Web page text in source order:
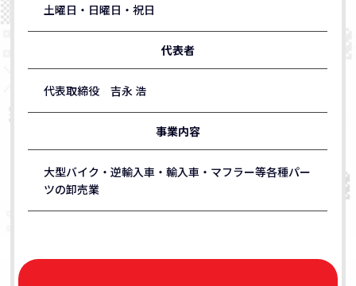
土曜日・日曜日・祝日
代表者
代表取締役 吉永 浩
事業内容
大型バイク・逆輸入車・輸入車・マフラー等各種パー
ツの卸売業